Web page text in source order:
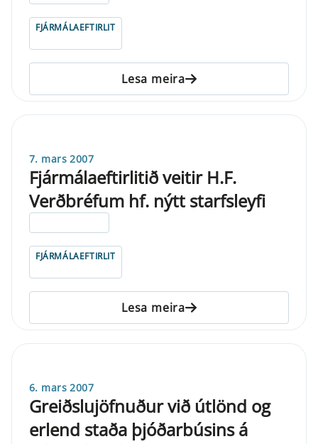
FJÁRMÁLAEFTIRLIT
Lesa meira
7. mars 2007
Fjármálaeftirlitið veitir H.F.
Verðbréfum hf. nýtt starfsleyfi
FJÁRMÁLAEFTIRLIT
Lesa meira
6. mars 2007
Greiðslujöfnuður við útlönd og
erlend staða þjóðarbúsins á